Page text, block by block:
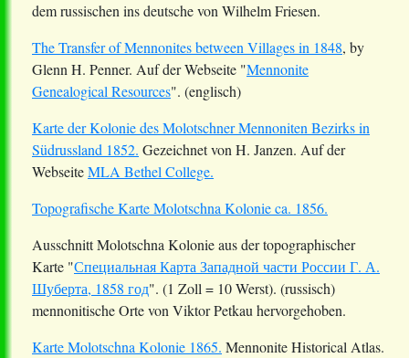
dem russischen ins deutsche von Wilhelm Friesen.
The Transfer of Mennonites between Villages in 1848, by
Glenn H. Penner. Auf der Webseite "Mennonite
Genealogical Resources". (englisch)
Karte der Kolonie des Molotschner Mennoniten Bezirks in
Südrussland 1852. Gezeichnet von H. Janzen. Auf der
WebseiteMLA Bethel College.
Topografische Karte Molotschna Kolonie ca. 1856.
Ausschnitt Molotschna Kolonie aus der topographischer
Karte "Специальная Карта Западной части России Г. А.
Шуберта, 1858 год". (1 Zoll = 10 Werst). (russisch)
mennonitische Orte von Viktor Petkau hervorgehoben.
Karte Molotschna Kolonie 1865. Mennonite Historical Atlas.